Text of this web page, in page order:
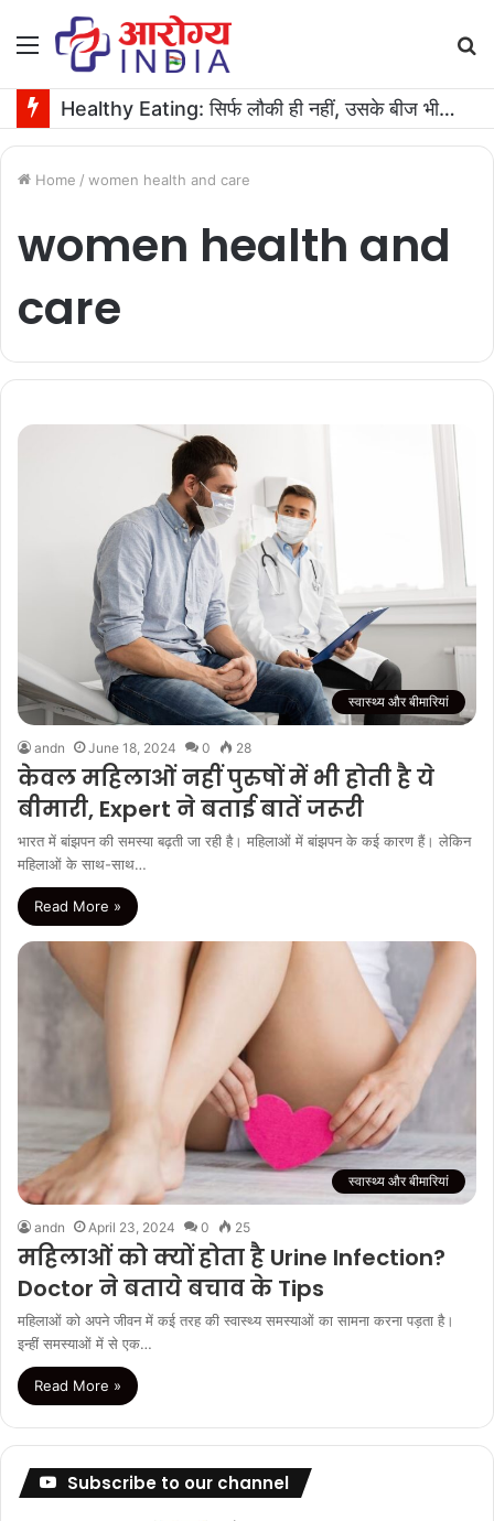
Menu
Healthy Eating: सिर्फ लौकी ही नहीं, उसके बीज भी हैं काम के! फायदे मिलेंगे कमाल के!
Home / women health and care
women health and
care
स्वास्थ्य और बीमारियां
andn June 18, 2024 0 28
केवल महिलाओं नहीं पुरुषों में भी होती है ये
बीमारी, Expert ने बताई बातें जरूरी
भारत में बांझपन की समस्या बढ़ती जा रही है। महिलाओं में बांझपन के कई कारण हैं। लेकिन
महिलाओं के साथ-साथ…
Read More »
स्वास्थ्य और बीमारियां
andn April 23, 2024 0 25
महिलाओं को क्यों होता है Urine Infection?
Doctor ने बताये बचाव के Tips
महिलाओं को अपने जीवन में कई तरह की स्वास्थ्य समस्याओं का सामना करना पड़ता है।
इन्हीं समस्याओं में से एक…
Read More »
Subscribe to our channel